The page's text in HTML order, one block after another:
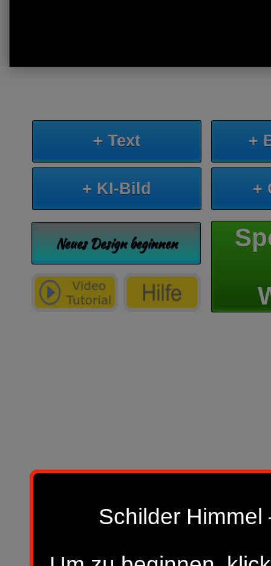
+ Text +
+ KI-Bild +
Neues Design beginnen
Schilder